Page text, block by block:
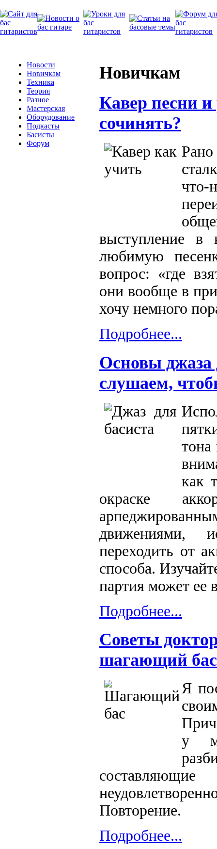
Новости
Новичкам
Техника
Теория
Разное
Мастерская
Оборудование
Подкасты
Басисты
Форум
Новичкам
Кавер песни
сочинять?
выступление в
любимую
вопрос: «где
они вообще в
хочу немного
Подробнее...
Основы джаза
слушаем,
как
окраске
движениями,
переходить от
способа.
партия может ее
Подробнее...
Советы
шагающий бас
Я
у
Повторение.
Подробнее...